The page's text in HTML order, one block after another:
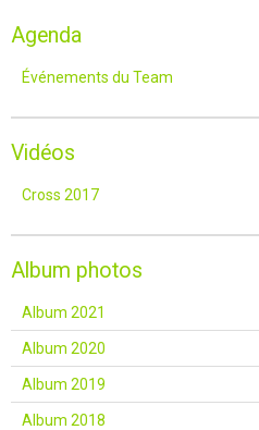
Agenda
Événements du Team
Vidéos
Cross 2017
Album photos
Album 2021
Album 2020
Album 2019
Album 2018